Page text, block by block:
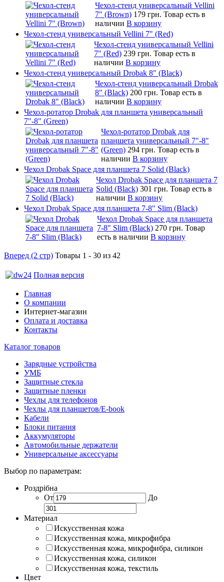
Чехол-стенд универсальный Vellini
7" (Brown) 179 грн. Товар есть в
наличии В корзину
Чехол-стенд универсальный Vellini 7" (Red)
Чехол-стенд универсальный Vellini
7" (Red) 239 грн. Товар есть в
наличии В корзину
Чехол-стенд универсальный Drobak 8" (Black)
Чехол-стенд универсальный Drobak
8" (Black) 200 грн. Товар есть в
наличии В корзину
Чехол-ротатор Drobak для планшета универсальный
7"-8" (Green)
Чехол-ротатор Drobak для
планшета универсальный 7"-8"
(Green) 294 грн. Товар есть в
наличии В корзину
Чехол Drobak Space для планшета 7 Solid (Black)
Чехол Drobak Space для планшета 7
Solid (Black) 301 грн. Товар есть в
наличии В корзину
Чехол Drobak Space для планшета 7-8" Slim (Black)
Чехол Drobak Space для планшета
7-8" Slim (Black) 270 грн. Товар
есть в наличии В корзину
Вперед (2 стр) Товары 1 - 30 из 42
Полная версия
Главная
О компании
Интернет-магазин
Оплата и доставка
Контакты
Каталог товаров
Зарядные устройства
УМБ
Защитные стекла
Защитные пленки
Чехлы для телефонов
Чехлы для планшетов/E-book
Кабели
Блоки питания
Аккумуляторы
Автомобильные держатели
Универсальные аксессуары
Выбор по параметрам:
Роздрібна
От
До
Материал
Искусственная кожа
Искусственная кожа, микрофибра
Искусственная кожа, микрофибра, силикон
Искусственная кожа, силикон
Искусственная кожа, текстиль
Цвет